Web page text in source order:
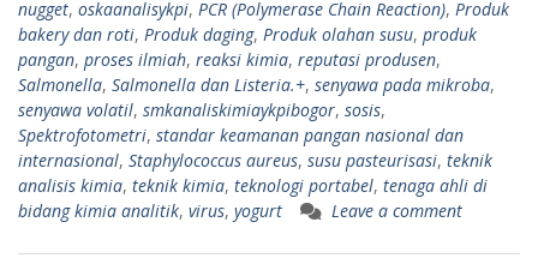
nugget, oskaanalisykpi, PCR (Polymerase Chain Reaction), Produk
bakery dan roti, Produk daging, Produk olahan susu, produk
pangan, proses ilmiah, reaksi kimia, reputasi produsen,
Salmonella, Salmonella dan Listeria.+, senyawa pada mikroba,
senyawa volatil, smkanaliskimiaykpibogor, sosis,
Spektrofotometri, standar keamanan pangan nasional dan
internasional, Staphylococcus aureus, susu pasteurisasi, teknik
analisis kimia, teknik kimia, teknologi portabel, tenaga ahli di
bidang kimia analitik, virus, yogurt Leave a comment